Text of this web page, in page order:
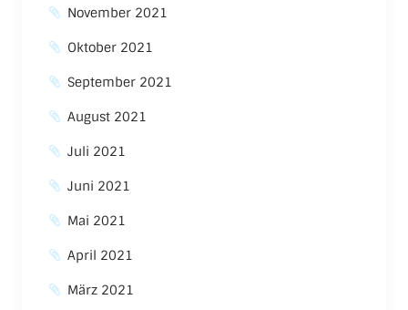
November 2021
Oktober 2021
September 2021
August 2021
Juli 2021
Juni 2021
Mai 2021
April 2021
März 2021